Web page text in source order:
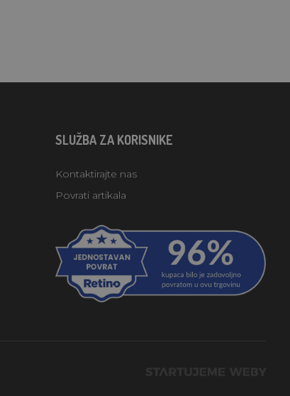
SLUŽBA ZA KORISNIKE
Kontaktirajte nas
Povrati artikala